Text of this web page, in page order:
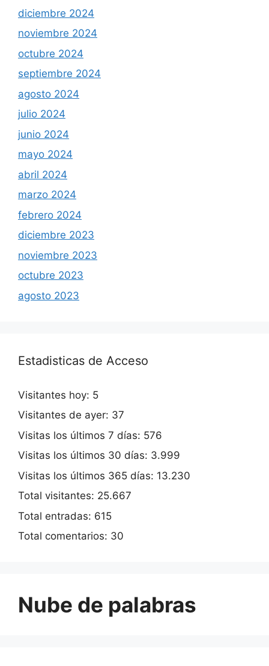
diciembre 2024
noviembre 2024
octubre 2024
septiembre 2024
agosto 2024
julio 2024
junio 2024
mayo 2024
abril 2024
marzo 2024
febrero 2024
diciembre 2023
noviembre 2023
octubre 2023
agosto 2023
Estadisticas de Acceso
Visitantes hoy: 5
Visitantes de ayer: 37
Visitas los últimos 7 días: 576
Visitas los últimos 30 días: 3.999
Visitas los últimos 365 días: 13.230
Total visitantes: 25.667
Total entradas: 615
Total comentarios: 30
Nube de palabras